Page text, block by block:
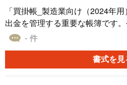
「買掛帳_製造業向け（2024年
出金を管理する重要な帳簿です
の記録を通じて、正確な買掛金
との整合性を確保します。 12カ月分のデータを整理し、取
引の透明性を向上させるために
- 件
書式を見